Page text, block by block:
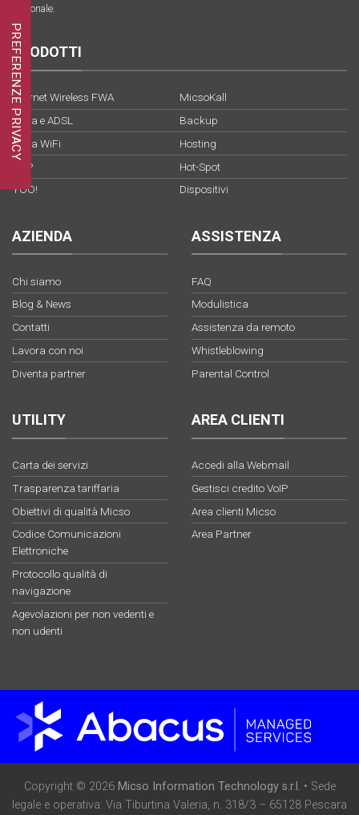
nazionale.
PRODOTTI
Internet Wireless FWA
Fibra e ADSL
Fibra WiFi
VoIP
YOO!
MicsoKall
Backup
Hosting
Hot-Spot
Dispositivi
AZIENDA
Chi siamo
Blog & News
Contatti
Lavora con noi
Diventa partner
ASSISTENZA
FAQ
Modulistica
Assistenza da remoto
Whistleblowing
Parental Control
UTILITY
Carta dei servizi
Trasparenza tariffaria
Obiettivi di qualità Micso
Codice Comunicazioni
Elettroniche
Protocollo qualità di
navigazione
Agevolazioni per non vedenti e
non udenti
AREA CLIENTI
Accedi alla Webmail
Gestisci credito VoIP
Area clienti Micso
Area Partner
Copyright © 2026Micso Information Technology s.r.l. • Sede
legale e operativa: Via Tiburtina Valeria, n. 318/3 – 65128 Pescara